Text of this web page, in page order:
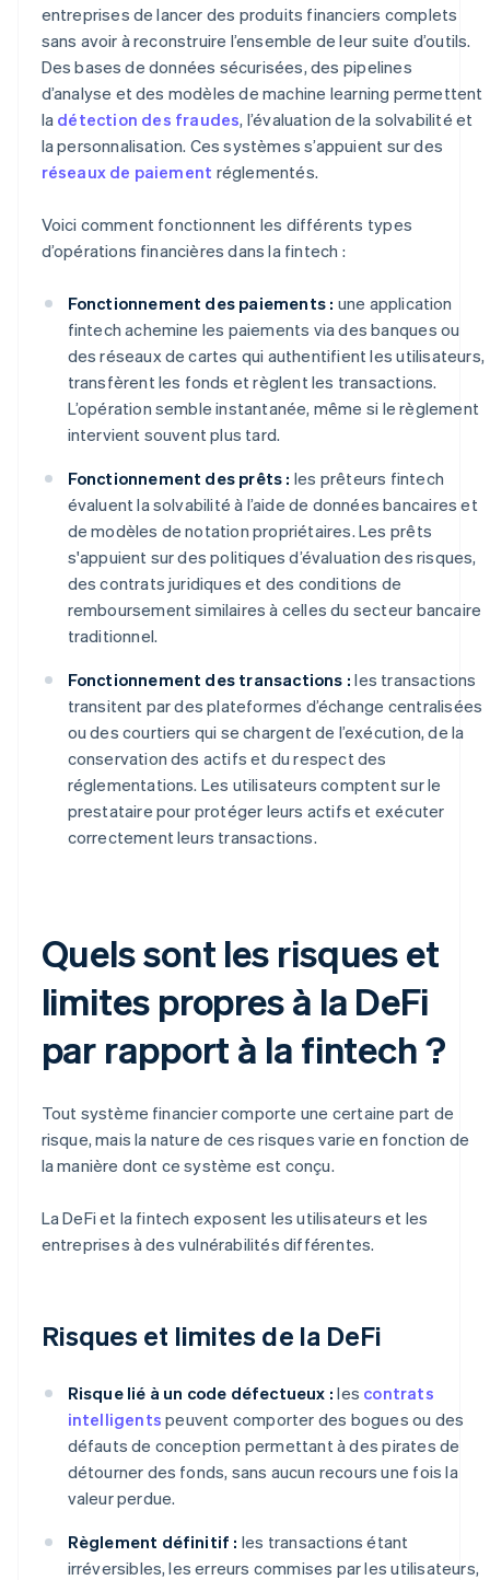
entreprises de lancer des produits financiers complets
sans avoir à reconstruire l’ensemble de leur suite d’outils.
Des bases de données sécurisées, des pipelines
d’analyse et des modèles de machine learning permettent
la détection des fraudes, l’évaluation de la solvabilité et
la personnalisation. Ces systèmes s’appuient sur des
réseaux de paiement réglementés.
Voici comment fonctionnent les différents types
d’opérations financières dans la fintech :
Fonctionnement des paiements : une application
fintech achemine les paiements via des banques ou
des réseaux de cartes qui authentifient les utilisateurs,
transfèrent les fonds et règlent les transactions.
L’opération semble instantanée, même si le règlement
intervient souvent plus tard.
Fonctionnement des prêts : les prêteurs fintech
évaluent la solvabilité à l’aide de données bancaires et
de modèles de notation propriétaires. Les prêts
s'appuient sur des politiques d’évaluation des risques,
des contrats juridiques et des conditions de
remboursement similaires à celles du secteur bancaire
traditionnel.
Fonctionnement des transactions : les transactions
transitent par des plateformes d’échange centralisées
ou des courtiers qui se chargent de l’exécution, de la
conservation des actifs et du respect des
réglementations. Les utilisateurs comptent sur le
prestataire pour protéger leurs actifs et exécuter
correctement leurs transactions.
Quels sont les risques et
limites propres à la DeFi
par rapport à la fintech ?
Tout système financier comporte une certaine part de
risque, mais la nature de ces risques varie en fonction de
la manière dont ce système est conçu.
La DeFi et la fintech exposent les utilisateurs et les
entreprises à des vulnérabilités différentes.
Risques et limites de la DeFi
Risque lié à un code défectueux : les contrats
intelligents peuvent comporter des bogues ou des
défauts de conception permettant à des pirates de
détourner des fonds, sans aucun recours une fois la
valeur perdue.
Règlement définitif : les transactions étant
irréversibles, les erreurs commises par les utilisateurs,